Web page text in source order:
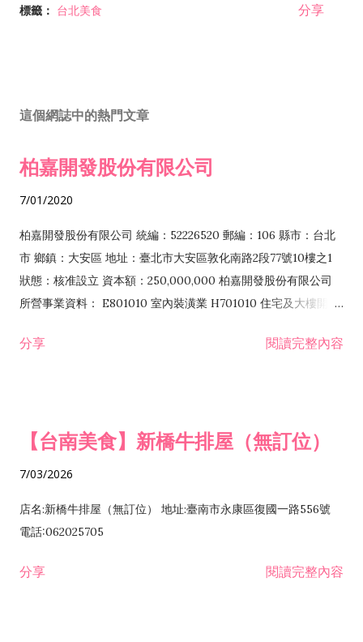
標籤： 台北美食 分享
這個網誌中的熱門文章
柏嘉開發股份有限公司
7/01/2020
柏嘉開發股份有限公司 統編：52226520 郵編：106 縣市：台北
市 鄉鎮：大安區 地址：臺北市大安區敦化南路2段77號10樓之1
狀態：核准設立 資本額：250,000,000 柏嘉開發股份有限公司
所營事業資料： E801010 室內裝潢業 H701010 住宅及大樓開發
發業 H703090 不動產買賣業 H703100 不動產租賃業 I503010
分享 閱讀完整內容
【台南美食】新橋牛排屋（無訂位）
7/03/2026
店名:新橋牛排屋（無訂位） 地址:臺南市永康區復國一路556號
電話:062025705
分享 閱讀完整內容